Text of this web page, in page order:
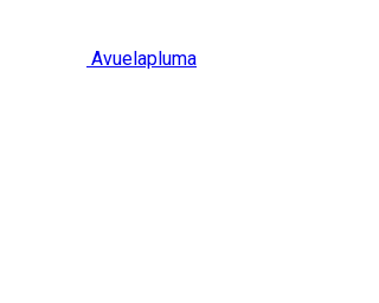
Avuelapluma